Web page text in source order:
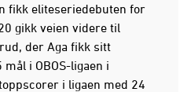
fikk eliteseriedebuten for
gikk veien videre til
der Aga fikk sitt
i OBOS-ligaen i
i ligaen med 24